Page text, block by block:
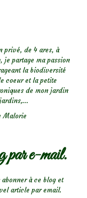
privé, de 4 ares, à
je partage ma passion
la biodiversité
coeur et la petite
de mon jardin
Malorie
par e-mail.
à ce blog et
article par email.